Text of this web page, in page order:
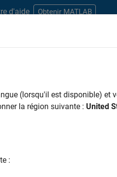
d'aide Obtenir MATLAB
Développement de produits Gestion
(lorsqu'il est disponible) et
la région suivante : United
: